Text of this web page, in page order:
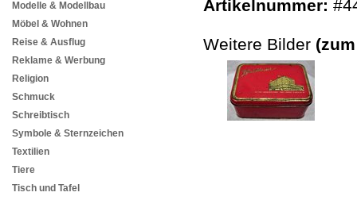
Modelle & Modellbau
Möbel & Wohnen
Reise & Ausflug
Reklame & Werbung
Religion
Schmuck
Schreibtisch
Symbole & Sternzeichen
Textilien
Tiere
Tisch und Tafel
Artikelnummer:
Weitere Bilder